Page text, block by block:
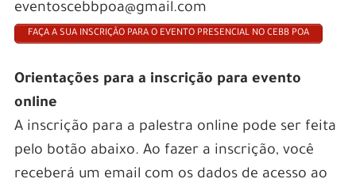
eventoscebbpoa@gmail.com
FAÇA A SUA INSCRIÇÃO PARA O EVENTO PRESENCIAL NO CEBB POA
Orientações para a inscrição para evento
online
A inscrição para a palestra online pode ser feita
pelo botão abaixo. Ao fazer a inscrição, você
receberá um email com os dados de acesso ao